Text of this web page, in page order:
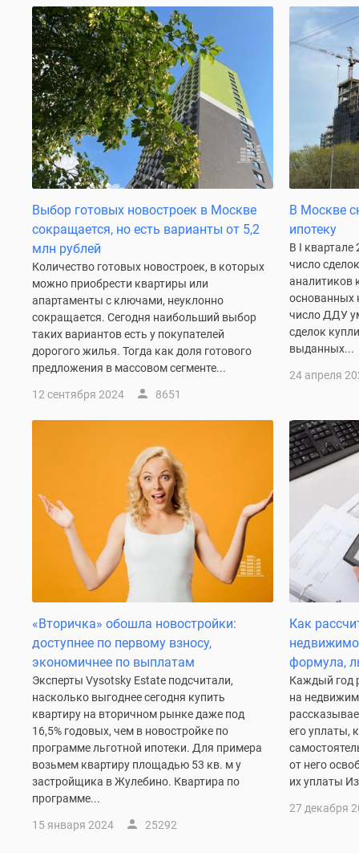
#траншевая
ипотека
#рассрочка
ипотека
Квартиры
скидками
новостроек
Субсидированная
застройщиком
Москве
Программа
реновации
премиум-
Рассрочка
Траншевая
Новой
Москве
Готовые
коттеджные
Строящиеся
коттеджные
поселки
Коттеджные
поселки
Выбор готовых новостроек в Москве
сокращается, но есть варианты от 5,2
млн рублей
Количество готовых новостроек, в которых
можно приобрести квартиры или
апартаменты с ключами, неуклонно
сокращается. Сегодня наибольший выбор
таких вариантов есть у покупателей
дорогого жилья. Тогда как доля готового
предложения в массовом сегменте...
12 сентября 2024 8651
В Москве
ипотеку
В I квартале
число
аналитиков
основанных
число ДДУ
сделок
выданных...
24 апреля
«Вторичка» обошла новостройки:
доступнее по первому взносу,
экономичнее по выплатам
Эксперты Vysotsky Estate подсчитали,
насколько выгоднее сегодня купить
квартиру на вторичном рынке даже под
16,5% годовых, чем в новостройке по
программе льготной ипотеки. Для примера
возьмем квартиру площадью 53 кв. м у
застройщика в Жулебино. Квартира по
программе...
15 января 2024 25292
Как
формула,
Каждый год
на
его уплаты,
от него
их уплаты
27 декабря